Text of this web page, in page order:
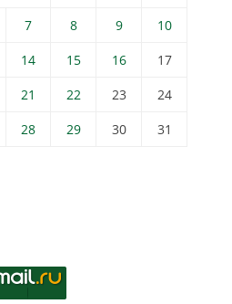
7 8 9
10
14 15 16
17
21 22 23
24
28 29 30 31